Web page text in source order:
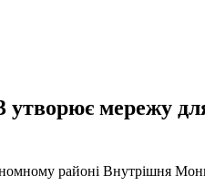
мережу
районі Внутрішня